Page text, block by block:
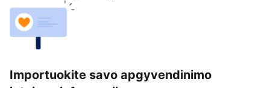
Importuokite savo apgyvendinimo